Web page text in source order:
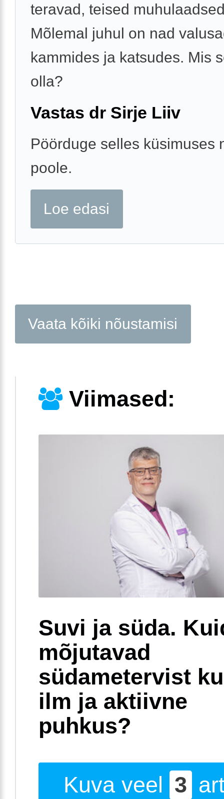
teravad, teised
Mõlemal juhul on nad
kammides ja katsudes. Mis
olla?
Vastas dr Sirje Liiv
Pöörduge selles küsimuses
poole.
Loe edasi
Vaata kõiki nõustamisi
Viimased:
Suvi ja süda.
mõjutavad
südametervist
ilm ja aktiivne
puhkus?
Kuva veel 3